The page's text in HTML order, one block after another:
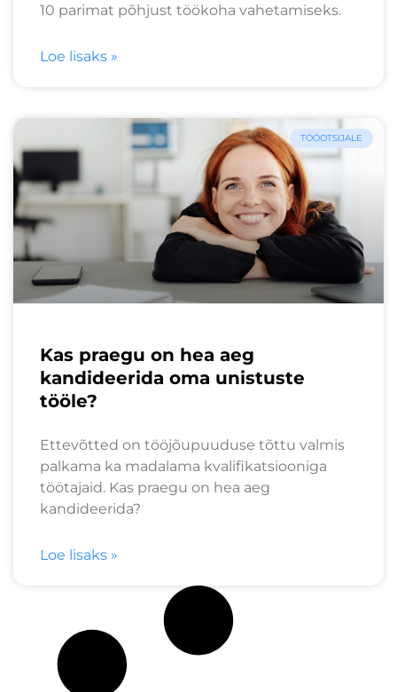
10 parimat põhjust töökoha vahetamiseks.
Loe lisaks »
TÖÖOTSIJALE
Kas praegu on hea aeg
kandideerida oma unistuste
tööle?
Ettevõtted on tööjõupuuduse tõttu valmis
palkama ka madalama kvalifikatsiooniga
töötajaid. Kas praegu on hea aeg
kandideerida?
Loe lisaks »